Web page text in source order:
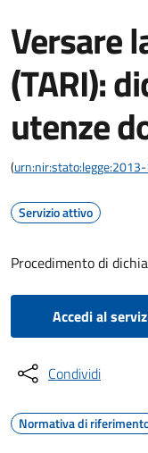
Versare
(TARI):
utenze
(
Servizio attivo
Procedimento di
Accedi al
Condividi
Normativa di